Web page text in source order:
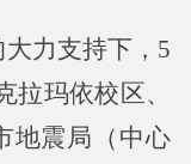
力支持下，5
玛依校区、
地震局（中心